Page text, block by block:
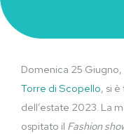
Domenica 25
Torre di Scopello, si
dell’estate 2023. La
ospitato il Fashion